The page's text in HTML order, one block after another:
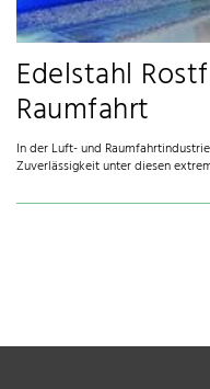
Edelstahl
Raumfahrt
In der Luft- und
Zuverlässigkeit unter diesen